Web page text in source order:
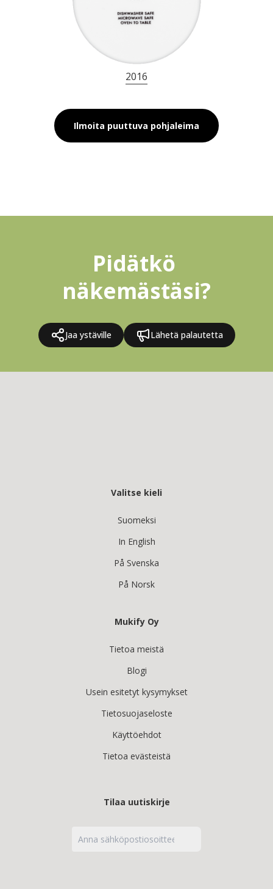
2016
Ilmoita puuttuva pohjaleima
Pidätkö
näkemästäsi?
Jaa ystäville Lähetä palautetta
Valitse kieli
Suomeksi
In English
På Svenska
På Norsk
Mukify Oy
Tietoa meistä
Blogi
Usein esitetyt kysymykset
Tietosuojaseloste
Käyttöehdot
Tietoa evästeistä
Tilaa uutiskirje